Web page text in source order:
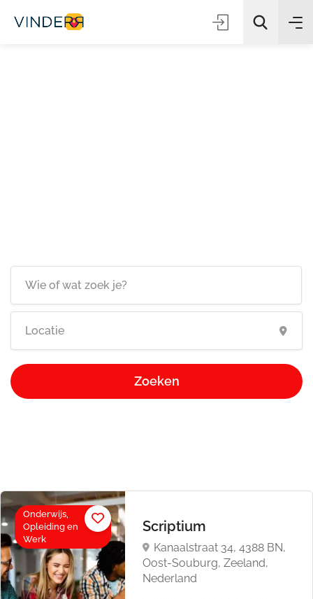
Zoeken
Onderwijs,
Opleiding en
Werk
Scriptium
Kanaalstraat 34, 4388 BN,
Oost-Souburg, Zeeland,
Nederland